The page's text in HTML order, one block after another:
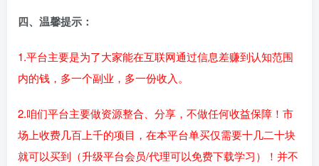
四、温馨提示：
1.平台主要是为了大家能在互联网通过信息差赚到认知范围
内的钱，多一个副业，多一份收入。
2.咱们平台主要做资源整合、分享，不做任何收益保障！市
场上收费几百上千的项目，在本平台单买仅需要十几二十块
就可以买到（升级平台会员/代理可以免费下载学习）！并不